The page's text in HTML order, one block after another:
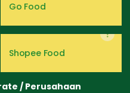
Go Food
Shopee Food
/ Perusahaan